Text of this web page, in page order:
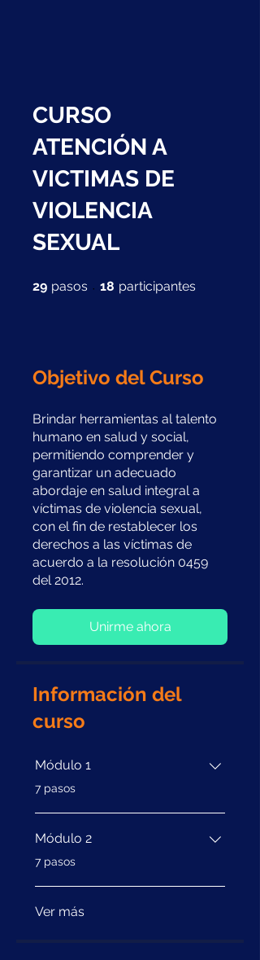
CURSO
ATENCIÓN A
VICTIMAS DE
VIOLENCIA
SEXUAL
29 pasos 29 pasos
18 participantes
Objetivo del Curso
Brindar herramientas al talento
humano en salud y social,
permitiendo comprender y
garantizar un adecuado
abordaje en salud integral a
víctimas de violencia sexual,
con el fin de restablecer los
derechos a las víctimas de
acuerdo a la resolución 0459
del 2012.
Unirme ahora
Información del
curso
Módulo 1
.7 pasos
Módulo 2
.7 pasos
Ver más